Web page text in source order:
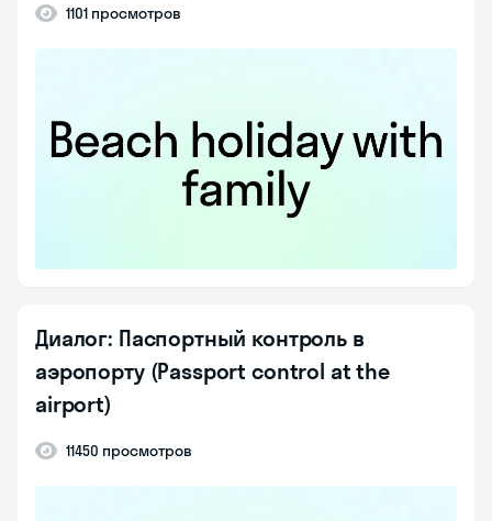
1101 просмотров
Диалог: Паспортный контроль в
аэропорту (Passport control at the
airport)
11450 просмотров